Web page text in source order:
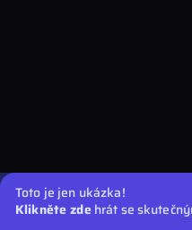
Toto je jen ukázka!
Klikněte zde hrát se